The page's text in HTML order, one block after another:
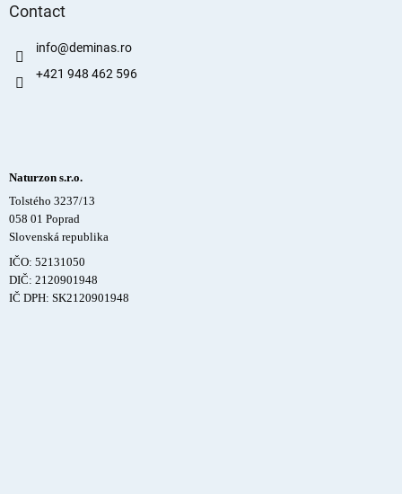
Contact
info@deminas.ro
+421 948 462 596
Naturzon s.r.o.
Tolstého 3237/13
058 01 Poprad
Slovenská republika
IČO: 52131050
DIČ: 2120901948
IČ DPH: SK2120901948